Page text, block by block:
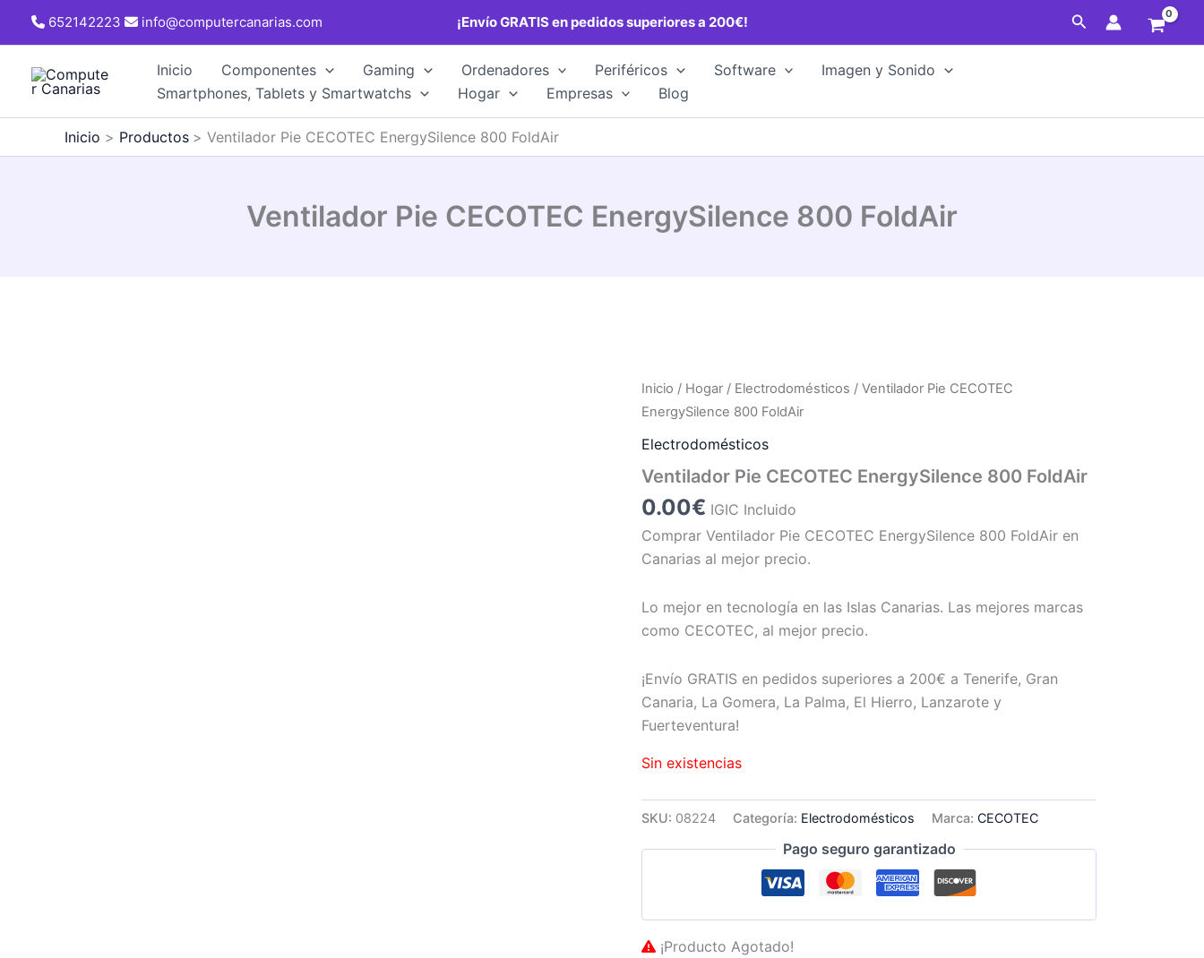
652142223 info@computercanarias.com ¡Envío GRATIS en pedidos superiores a 200€! Buscar
Inicio Componentes Gaming Ordenadores Periféricos Software
Imagen y Sonido
Smartphones, Tablets y Smartwatchs
Hogar Empresas Blog
Inicio Productos Ventilador Pie CECOTEC EnergySilence 800 FoldAir
Ventilador Pie CECOTEC EnergySilence 800 FoldAir
Inicio / Hogar / Electrodomésticos / Ventilador Pie CECOTEC
EnergySilence 800 FoldAir
Electrodomésticos
Ventilador Pie CECOTEC EnergySilence 800 FoldAir
0.00€ IGIC Incluido
Comprar Ventilador Pie CECOTEC EnergySilence 800 FoldAir en
Canarias al mejor precio.
Lo mejor en tecnología en las Islas Canarias. Las mejores marcas
como CECOTEC, al mejor precio.
¡Envío GRATIS en pedidos superiores a 200€ a Tenerife, Gran
Canaria, La Gomera, La Palma, El Hierro, Lanzarote y
Fuerteventura!
Sin existencias
SKU: 08224 Categoría: Electrodomésticos Marca:CECOTEC
Pago seguro garantizado
¡Producto Agotado!